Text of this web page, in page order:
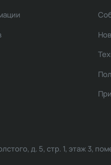
д. 5, стр. 1, этаж 3,